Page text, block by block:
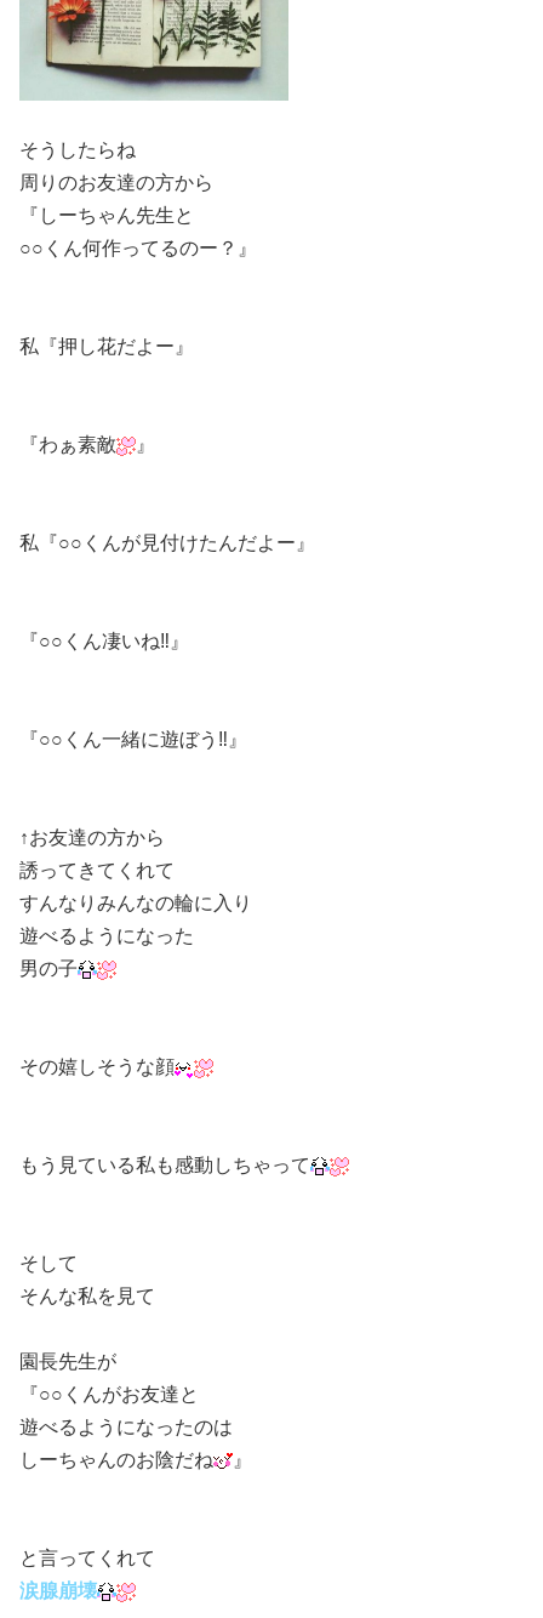
そうしたらね
周りのお友達の方から
『しーちゃん先生と
○○くん何作ってるのー？』
私『押し花だよー』
『わぁ素敵 』
私『○○くんが見付けたんだよー』
『○○くん凄いね‼』
『○○くん一緒に遊ぼう‼』
↑お友達の方から
誘ってきてくれて
すんなりみんなの輪に入り
遊べるようになった
男の子
その嬉しそうな顔
もう見ている私も感動しちゃって
そして
そんな私を見て
園長先生が
『○○くんがお友達と
遊べるようになったのは
しーちゃんのお陰だね
』
と言ってくれて
涙腺崩壊